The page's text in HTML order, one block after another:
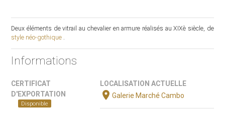
Deux éléments de vitrail au chevalier en armure réalisés au XIXè siècle, de
style néo-gothique .
Informations
CERTIFICAT
D'EXPORTATION
Disponible
LOCALISATION ACTUELLE
location_onGalerie Marché Cambo